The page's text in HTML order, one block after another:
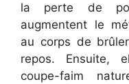
la perte de
augmentent le
au corps de
repos. Ensuite,
coupe-faim